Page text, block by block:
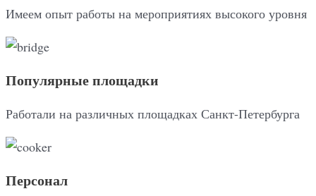
Имеем опыт работы на мероприятиях высокого уровня
Популярные площадки
Работали на различных площадках Санкт-Петербурга
Персонал